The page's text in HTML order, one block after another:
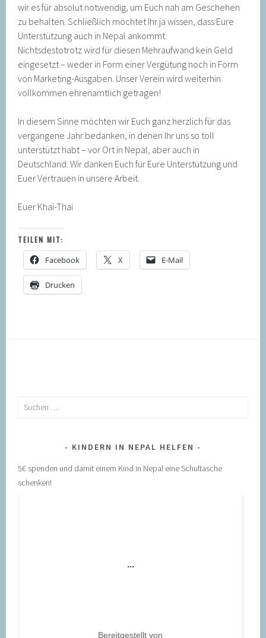
wir es für absolut notwendig, um Euch nah am Geschehen
zu behalten. Schließlich möchtet Ihr ja wissen, dass Eure
Unterstützung auch in Nepal ankommt.
Nichtsdestotrotz wird für diesen Mehraufwand kein Geld
eingesetzt – weder in Form einer Vergütung noch in Form
von Marketing-Ausgaben. Unser Verein wird weiterhin
vollkommen ehrenamtlich getragen!
In diesem Sinne möchten wir Euch ganz herzlich für das
vergangene Jahr bedanken, in denen Ihr uns so toll
unterstützt habt – vor Ort in Nepal, aber auch in
Deutschland. Wir danken Euch für Eure Unterstützung und
Euer Vertrauen in unsere Arbeit.
Euer Khai-Thai
TEILEN MIT:
Facebook X E-Mail
Drucken
Suchen
KINDERN IN NEPAL HELFEN
5€ spenden und damit einem Kind in Nepal eine Schultasche
schenken!